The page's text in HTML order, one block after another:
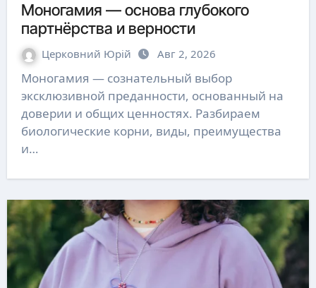
Моногамия — основа глубокого
партнёрства и верности
Церковний Юрій Авг 2, 2026
Моногамия — сознательный выбор
эксклюзивной преданности, основанный на
доверии и общих ценностях. Разбираем
биологические корни, виды, преимущества
и…